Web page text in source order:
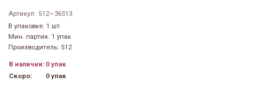
Артикул: 512—36S13
В упаковке: 1 шт.
Мин. партия: 1 упак
Производитель: 512
В наличии: 0 упак
Скоро:
0 упак